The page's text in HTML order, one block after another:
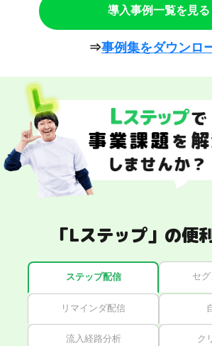
導入事例一覧を見る
⇒事例集をダウンロ
「Lステップ」の便
ステップ配信 セ
リマインダ配信
流入経路分析 ク